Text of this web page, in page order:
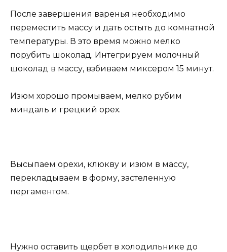
После завершения варенья необходимо
переместить массу и дать остыть до комнатной
температуры. В это время можно мелко
порубить шоколад. Интегрируем молочный
шоколад в массу, взбиваем миксером 15 минут.
Изюм хорошо промываем, мелко рубим
миндаль и грецкий орех.
Высыпаем орехи, клюкву и изюм в массу,
перекладываем в форму, застеленную
пергаментом.
Нужно оставить щербет в холодильнике до